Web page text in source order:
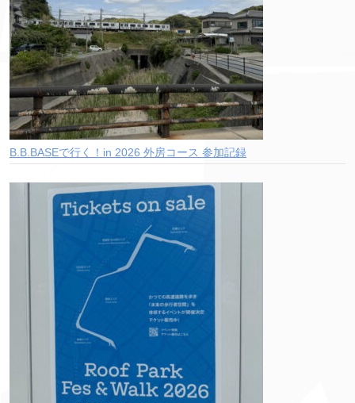
B.B.BASEで行く！in 2026 外房コース 参加記録